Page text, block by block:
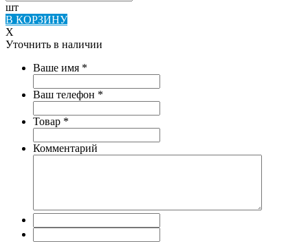
шт
В КОРЗИНУ
X
Уточнить в наличии
Ваше имя *
Ваш телефон *
Товар *
Комментарий